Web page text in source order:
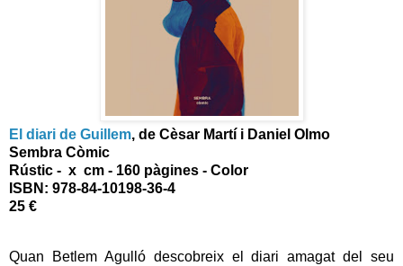
El diari de Guillem, de Cèsar Martí i Daniel Olmo
Sembra Còmic
Rústic - x cm - 160 pàgines - Color
ISBN: 978-84-10198-36-4
25 €
Quan Betlem Agulló descobreix el diari amagat del seu